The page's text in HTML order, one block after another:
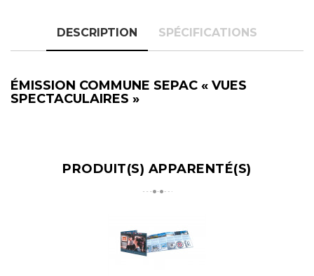
DESCRIPTION SPÉCIFICATIONS
ÉMISSION COMMUNE SEPAC « VUES
SPECTACULAIRES »
PRODUIT(S) APPARENTÉ(S)